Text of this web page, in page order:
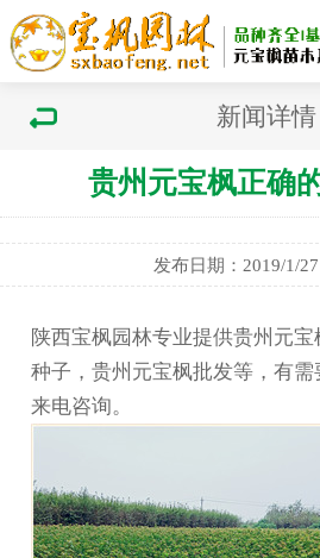
新闻详情
贵州元宝枫正确
发布日期：2019/1/
陕西宝枫园林专业提供贵州元
种子，贵州元宝枫批发等，有
来电咨询。